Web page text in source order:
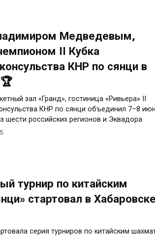
Медведевым,
II Кубка
КНР по сянци в
зал «Гранд», гостиница «Ривьера» II
КНР по сянци объединил 7–8
шести российских регионов и Эквадора
турнир по китайским
стартовал в Хабаровске
серия турниров по китайским